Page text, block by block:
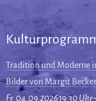
Tradition und Moderne
Bilder von Margit Becker
Fr. 04.09.2026 19:30 Uhr